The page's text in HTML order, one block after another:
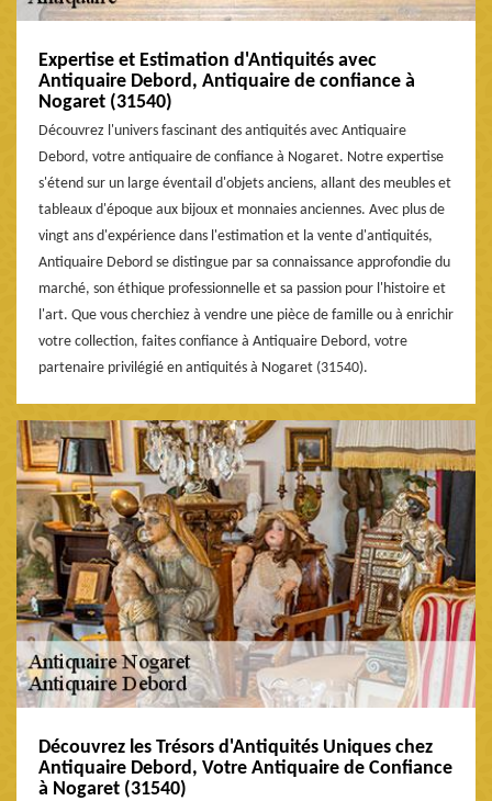
Expertise et Estimation d'Antiquités avec
Antiquaire Debord, Antiquaire de confiance à
Nogaret (31540)
Découvrez l'univers fascinant des antiquités avec Antiquaire
Debord, votre antiquaire de confiance à Nogaret. Notre expertise
s'étend sur un large éventail d'objets anciens, allant des meubles et
tableaux d'époque aux bijoux et monnaies anciennes. Avec plus de
vingt ans d'expérience dans l'estimation et la vente d'antiquités,
Antiquaire Debord se distingue par sa connaissance approfondie du
marché, son éthique professionnelle et sa passion pour l'histoire et
l'art. Que vous cherchiez à vendre une pièce de famille ou à enrichir
votre collection, faites confiance à Antiquaire Debord, votre
partenaire privilégié en antiquités à Nogaret (31540).
Découvrez les Trésors d'Antiquités Uniques chez
Antiquaire Debord, Votre Antiquaire de Confiance
à Nogaret (31540)